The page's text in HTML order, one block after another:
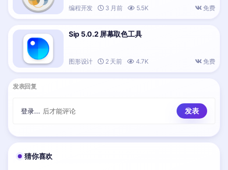
编程开发 3 月前 5.5K 免费
Sip 5.0.2 屏幕取色工具
图形设计 2 天前 4.7K 免费
发表回复
登录... 后才能评论
猜你喜欢